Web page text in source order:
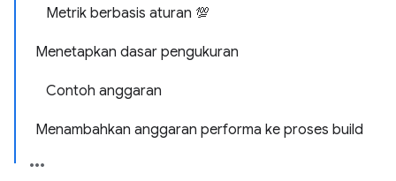
Metrik berbasis aturan 💯
Menetapkan dasar pengukuran
Contoh anggaran
Menambahkan anggaran performa ke proses build